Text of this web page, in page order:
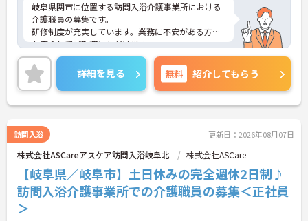
岐阜県関市に位置する訪問入浴介護事業所における
介護職員の募集です。
研修制度が充実しています。業務に不安がある方で
も安心してご勤務いただけます。
ご興味のある方には、面接対策ポイントなど、さら
に詳細をご案内しますのでお気軽にご相談くださ
い！
詳細を見る 無料 紹介してもらう
訪問入浴 更新日：2026年08月07日
株式会社ASCareアスケア訪問入浴岐阜北 株式会社ASCare
【岐阜県／岐阜市】土日休みの完全週休2日制♪
訪問入浴介護事業所での介護職員の募集＜正社員
＞